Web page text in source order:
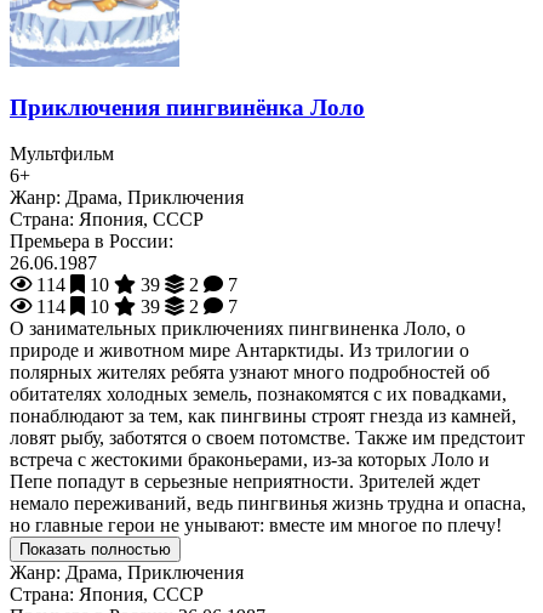
Приключения пингвинёнка Лоло
Мультфильм
6+
Жанр: Драма, Приключения
Страна: Япония, СССР
Премьера в России:
26.06.1987
114
10 39 2
7
114
10 39 2
7
О занимательных приключениях пингвиненка Лоло, о
природе и животном мире Антарктиды. Из трилогии о
полярных жителях ребята узнают много подробностей об
обитателях холодных земель, познакомятся с их повадками,
понаблюдают за тем, как пингвины строят гнезда из камней,
ловят рыбу, заботятся о своем потомстве. Также им предстоит
встреча с жестокими браконьерами, из-за которых Лоло и
Пепе попадут в серьезные неприятности. Зрителей ждет
немало переживаний, ведь пингвинья жизнь трудна и опасна,
но главные герои не унывают: вместе им многое по плечу!
Показать полностью
Жанр: Драма, Приключения
Страна: Япония, СССР